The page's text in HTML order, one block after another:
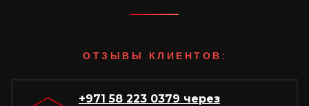
ОТЗЫВЫ КЛИЕНТОВ:
+971 58 223 0379 через